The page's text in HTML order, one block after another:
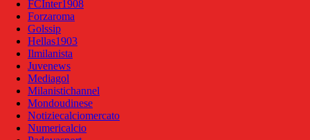
FCInter1908
Forzaroma
Golssip
Hellas1903
Ilmilanista
Juvenews
Mediagol
Milanistichannel
Mondoudinese
Notiziecalciomercato
Numericalcio